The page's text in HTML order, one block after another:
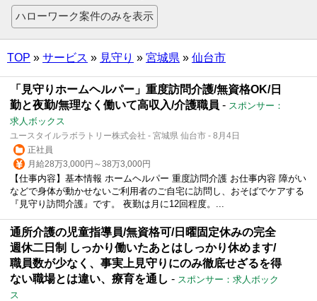
TOP » サービス » 見守り » 宮城県 » 仙台市
「見守りホームヘルパー」重度訪問介護/無資格OK/日
勤と夜勤/無理なく働いて高収入/介護職員 - スポンサー：
求人ボックス
ユースタイルラボラトリー株式会社 - 宮城県 仙台市 - 8月4日
正社員
月給28万3,000円～38万3,000円
【仕事内容】基本情報 ホームヘルパー 重度訪問介護 お仕事内容 障がい
などで身体が動かせないご利用者のご自宅に訪問し、おそばでケアする
『見守り訪問介護』です。 夜勤は月に12回程度。...
通所介護の児童指導員/無資格可/日曜固定休みの完全
週休二日制 しっかり働いたあとはしっかり休めます/
職員数が少なく、事実上見守りにのみ徹底せざるを得
ない職場とは違い、療育を通し - スポンサー：求人ボック
ス